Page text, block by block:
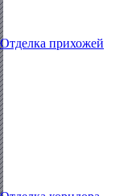
Отделка прихожей